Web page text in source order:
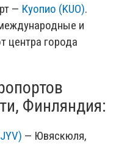
— Куопио (KUO).
и
центра города
Финляндия:
— Ювяскюля,